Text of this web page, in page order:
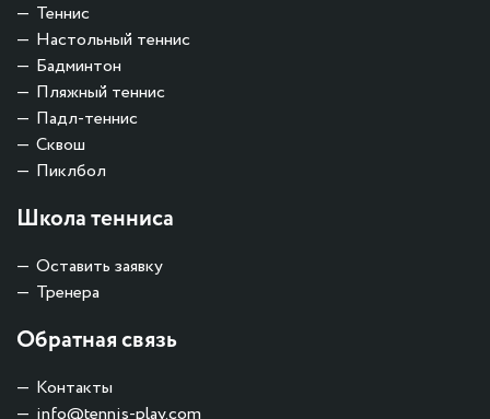
Теннис
Настольный теннис
Бадминтон
Пляжный теннис
Падл-теннис
Сквош
Пиклбол
Школа тенниса
Оставить заявку
Тренера
Обратная связь
Контакты